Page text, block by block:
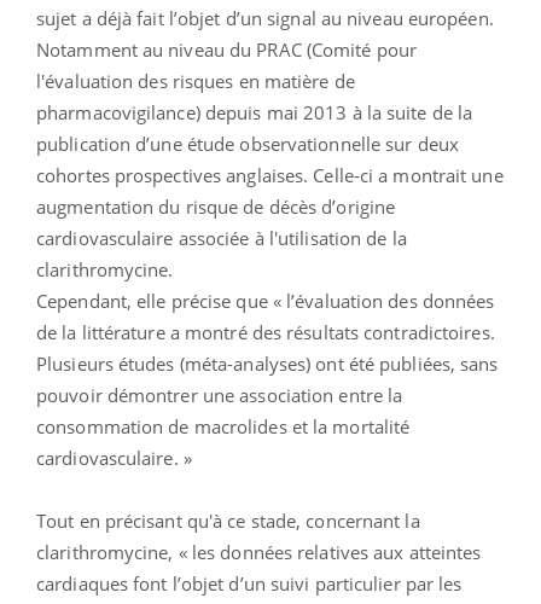
sujet a déjà fait l’objet d’un signal au niveau européen.
Notamment au niveau du PRAC (Comité pour
l'évaluation des risques en matière de
pharmacovigilance) depuis mai 2013 à la suite de la
publication d’une étude observationnelle sur deux
cohortes prospectives anglaises. Celle-ci a montrait une
augmentation du risque de décès d’origine
cardiovasculaire associée à l'utilisation de la
clarithromycine.
Cependant, elle précise que « l’évaluation des données
de la littérature a montré des résultats contradictoires.
Plusieurs études (méta-analyses) ont été publiées, sans
pouvoir démontrer une association entre la
consommation de macrolides et la mortalité
cardiovasculaire. »
Tout en précisant qu'à ce stade, concernant la
clarithromycine, « les données relatives aux atteintes
cardiaques font l’objet d’un suivi particulier par les